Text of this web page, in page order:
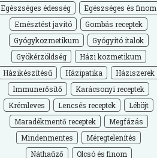
Egészséges édesség
Egészséges és finom
Emésztést javító
Gombás receptek
Gyógykozmetikum
Gyógyító italok
Gyökérzöldség
Házi kozmetikum
Házikészítésű
Házipatika
Háziszerek
Immunerősítő
Karácsonyi receptek
Krémleves
Lencsés receptek
Léböjt
Maradékmentő receptek
Megfázás
Mindenmentes
Méregtelenítés
Náthaűző
Olcsó és finom